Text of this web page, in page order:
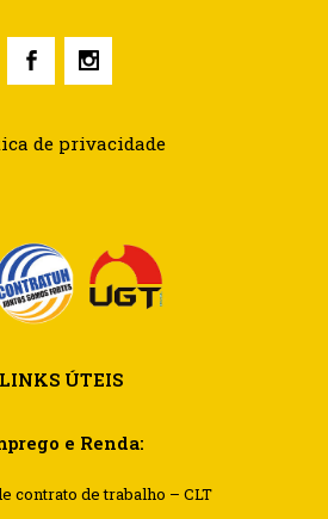
de privacidade
LINKS ÚTEIS
e Renda:
contrato de trabalho – CLT